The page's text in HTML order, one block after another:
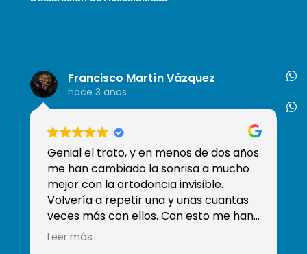
Francisco Martín Vázquez
hace 3 años
Genial el trato, y en menos de dos años
me han cambiado la sonrisa a mucho
mejor con la ortodoncia invisible.
Volvería a repetir una y unas cuantas
veces más con ellos. Con esto me han
ganado y han conseguido que sea mi
Leer más